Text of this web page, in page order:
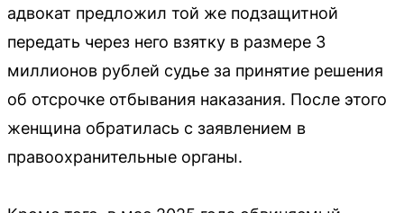
адвокат предложил той же подзащитной
передать через него взятку в размере 3
миллионов рублей судье за принятие решения
об отсрочке отбывания наказания. После этого
женщина обратилась с заявлением в
правоохранительные органы.